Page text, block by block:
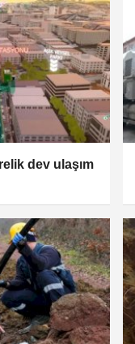
dev ulaşım